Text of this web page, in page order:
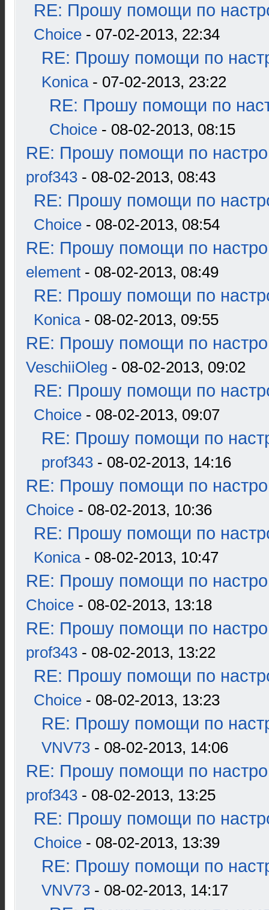
RE: Прошу помощи по
Choice - 07-02-2013, 22:34
RE: Прошу помощи по
Konica- 07-02-2013, 23:22
RE: Прошу помощи по
Choice - 08-02-2013, 08:15
RE: Прошу помощи по
prof343 - 08-02-2013, 08:43
RE: Прошу помощи по
Choice - 08-02-2013, 08:54
RE: Прошу помощи по
element - 08-02-2013, 08:49
RE: Прошу помощи по
Konica- 08-02-2013, 09:55
RE: Прошу помощи по
VeschiiOleg - 08-02-2013, 09:02
RE: Прошу помощи по
Choice - 08-02-2013, 09:07
RE: Прошу помощи по
prof343 - 08-02-2013, 14:16
RE: Прошу помощи по
Choice - 08-02-2013, 10:36
RE: Прошу помощи по
Konica- 08-02-2013, 10:47
RE: Прошу помощи по
Choice - 08-02-2013, 13:18
RE: Прошу помощи по
prof343 - 08-02-2013, 13:22
RE: Прошу помощи по
Choice - 08-02-2013, 13:23
RE: Прошу помощи по
VNV73 - 08-02-2013, 14:06
RE: Прошу помощи по
prof343 - 08-02-2013, 13:25
RE: Прошу помощи по
Choice - 08-02-2013, 13:39
RE: Прошу помощи по
VNV73 - 08-02-2013, 14:17